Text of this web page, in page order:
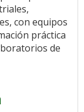
con equipos
práctica
de